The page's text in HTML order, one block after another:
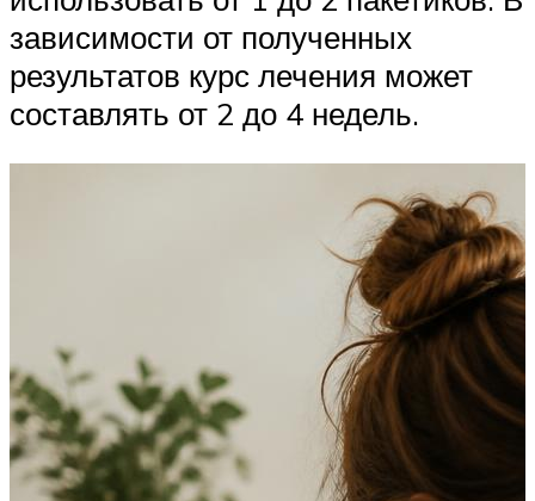
зависимости от полученных
результатов курс лечения может
составлять от 2 до 4 недель.